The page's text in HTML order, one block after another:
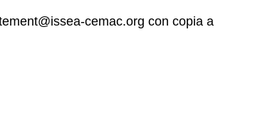
cemac.org con copia a